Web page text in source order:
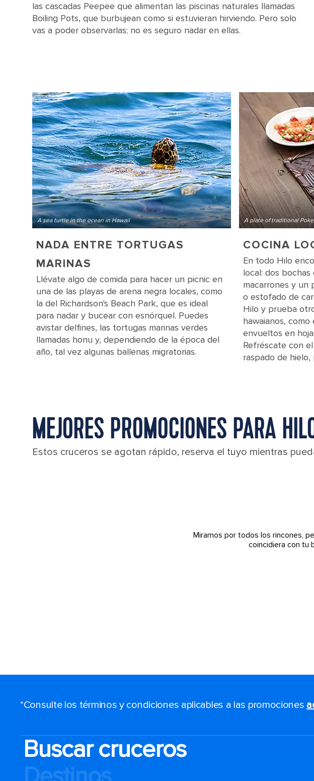
las cascadas Peepee que alimentan las piscinas naturales llamadas
Boiling Pots, que burbujean como si estuvieran hirviendo. Pero solo
vas a poder observarlas; no es seguro nadar en ellas.
A sea turtle in the ocean in Hawaii
NADA ENTRE TORTUGAS
MARINAS
Llévate algo de comida para hacer un picnic en
una de las playas de arena negra locales, como
la del Richardson's Beach Park, que es ideal
para nadar y bucear con esnórquel. Puedes
avistar delfines, las tortugas marinas verdes
llamadas honu y, dependiendo de la época del
año, tal vez algunas ballenas migratorias.
A plate of traditional
COCINA
En todo Hilo
local: dos
macarrones y un
o estofado de
Hilo y prueba
hawaianos,
envueltos en
Refréscate con
raspado de hielo,
MEJORES PROMOCIONES PARA
Estos cruceros se agotan rápido, reserva el tuyo mientras
Miramos por todos los rincones,
coincidiera con tu
*Consulte los términos y condiciones aplicables a las promociones
Buscar cruceros